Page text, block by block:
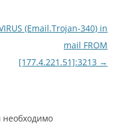
(Email.Trojan-340) in
mail FROM
[177.4.221.51]:3213 →